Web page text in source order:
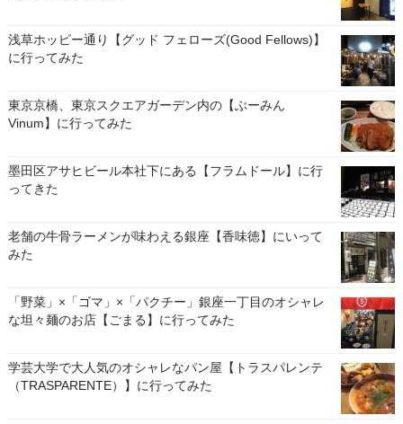
浅草ホッピー通り【グッド フェローズ(Good Fellows)】
に行ってみた
東京京橋、東京スクエアガーデン内の【ぶーみん
Vinum】に行ってみた
墨田区アサヒビール本社下にある【フラムドール】に行
ってきた
老舗の牛骨ラーメンが味わえる銀座【香味徳】にいって
みた
「野菜」×「ゴマ」×「パクチー」銀座一丁目のオシャレ
な坦々麺のお店【ごまる】に行ってみた
学芸大学で大人気のオシャレなパン屋【トラスパレンテ
（TRASPARENTE）】に行ってみた